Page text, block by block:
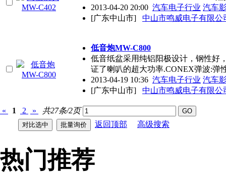
2013-04-20 20:00 汽车电子行业 汽车
[广东中山市]
中山市鸣威电子有限公
低音炮MW-C800
低音纸盆采用纯铝阳极设计，钢性好
证了喇叭的超大功率.CONEX弹波:弹
2013-04-19 10:36 汽车电子行业 汽车
[广东中山市]
中山市鸣威电子有限公
« 1 2 »
共27条/2页
返回顶部
高级搜索
热门推荐